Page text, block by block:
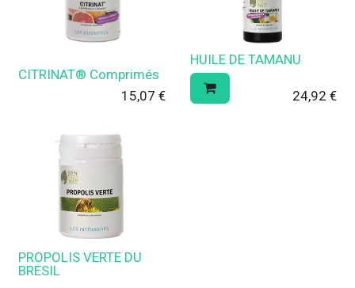
CITRINAT® Comprimés
15,07 €
HUILE DE TAMANU
24,92 €
PROPOLIS VERTE DU
BRESIL